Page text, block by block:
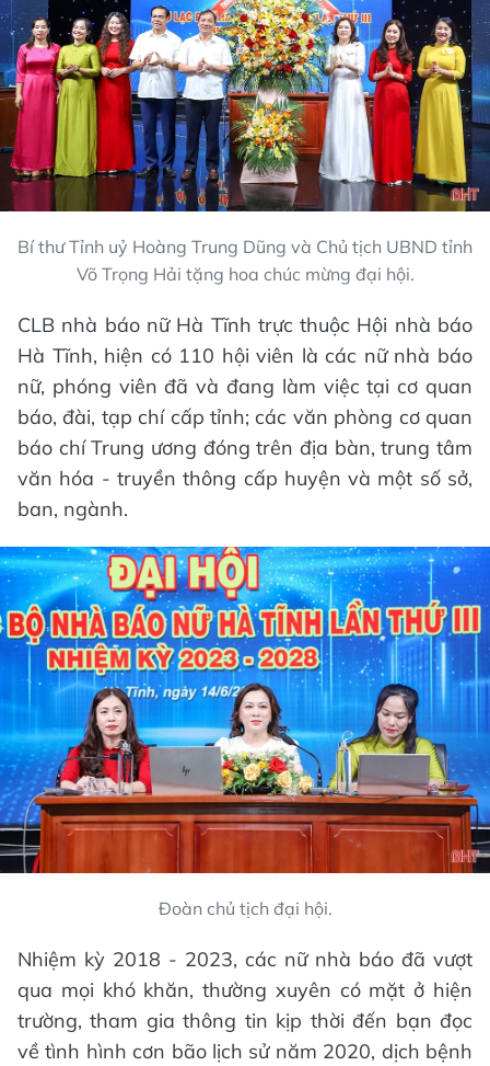
Bí thư Tỉnh uỷ Hoàng Trung Dũng và Chủ tịch UBND tỉnh
Võ Trọng Hải tặng hoa chúc mừng đại hội.
CLB nhà báo nữ Hà Tĩnh trực thuộc Hội nhà báo
Hà Tĩnh, hiện có 110 hội viên là các nữ nhà báo
nữ, phóng viên đã và đang làm việc tại cơ quan
báo, đài, tạp chí cấp tỉnh; các văn phòng cơ quan
báo chí Trung ương đóng trên địa bàn, trung tâm
văn hóa - truyền thông cấp huyện và một số sở,
ban, ngành.
Đoàn chủ tịch đại hội.
Nhiệm kỳ 2018 - 2023, các nữ nhà báo đã vượt
qua mọi khó khăn, thường xuyên có mặt ở hiện
trường, tham gia thông tin kịp thời đến bạn đọc
về tình hình cơn bão lịch sử năm 2020, dịch bệnh